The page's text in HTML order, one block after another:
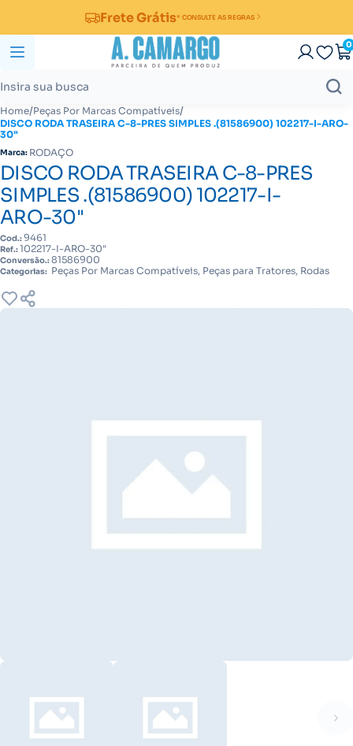
Frete Grátis* CONSULTE AS REGRAS
0
Home/Peças Por Marcas Compatíveis/
DISCO RODA TRASEIRA C-8-PRES SIMPLES .(81586900) 102217-I-ARO-
30"
Marca: RODAÇO
DISCO RODA TRASEIRA C-8-PRES
SIMPLES .(81586900) 102217-I-
ARO-30"
Cod.:9461
Ref.:102217-I-ARO-30"
Conversão.:81586900
Categorias: Peças Por Marcas Compatíveis, Peças para Tratores, Rodas